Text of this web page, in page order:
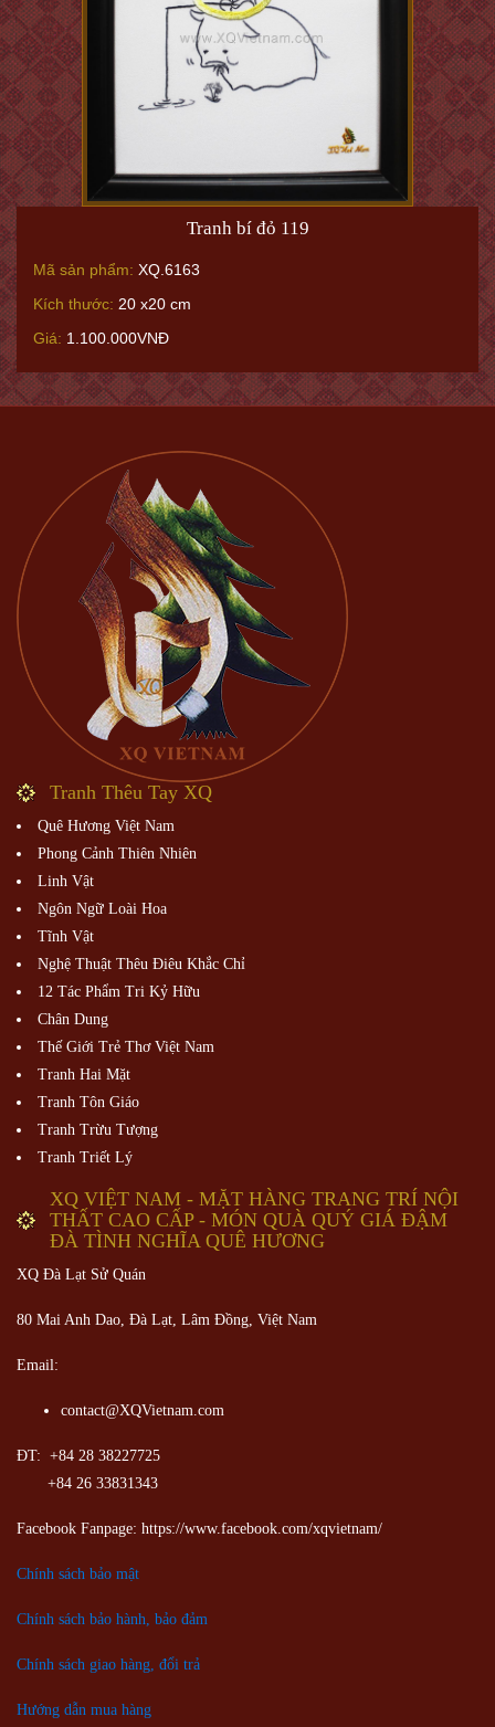
Tranh bí đỏ 119
Mã sản phẩm: XQ.6163
Kích thước: 20 x20 cm
Giá: 1.100.000VNĐ
Tranh Thêu Tay XQ
Quê Hương Việt Nam
Phong Cảnh Thiên Nhiên
Linh Vật
Ngôn Ngữ Loài Hoa
Tĩnh Vật
Nghệ Thuật Thêu Điêu Khắc Chỉ
12 Tác Phẩm Tri Kỷ Hữu
Chân Dung
Thế Giới Trẻ Thơ Việt Nam
Tranh Hai Mặt
Tranh Tôn Giáo
Tranh Trừu Tượng
Tranh Triết Lý
XQ VIỆT NAM - MẶT HÀNG TRANG TRÍ NỘI
THẤT CAO CẤP - MÓN QUÀ QUÝ GIÁ ĐẬM
ĐÀ TÌNH NGHĨA QUÊ HƯƠNG
XQ Đà Lạt Sử Quán
80 Mai Anh Dao, Đà Lạt, Lâm Đồng, Việt Nam
Email:
contact@XQVietnam.com
ĐT: +84 28 38227725
+84 26 33831343
Facebook Fanpage: https://www.facebook.com/xqvietnam/
Chính sách bảo mật
Chính sách bảo hành, bảo đảm
Chính sách giao hàng, đổi trả
Hướng dẫn mua hàng